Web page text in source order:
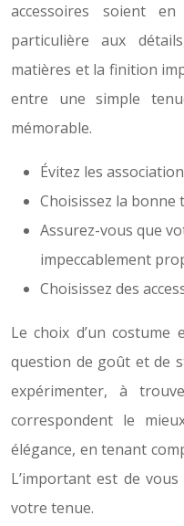
accessoires soient
particulière aux
matières et la finition
entre une simple
mémorable.
Évitez les
Choisissez la
Assurez-vous que
impeccablement
Choisissez des
Le choix d’un
question de goût et de
expérimenter, à
correspondent le
élégance, en tenant
L’important est de
votre tenue.